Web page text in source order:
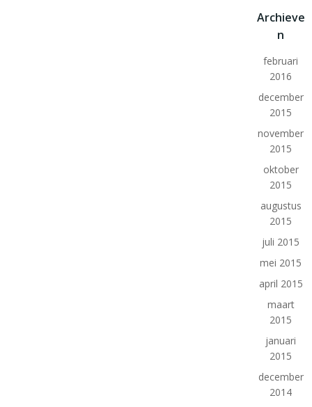
Archieve
n
februari
2016
december
2015
november
2015
oktober
2015
augustus
2015
juli 2015
mei 2015
april 2015
maart
2015
januari
2015
december
2014